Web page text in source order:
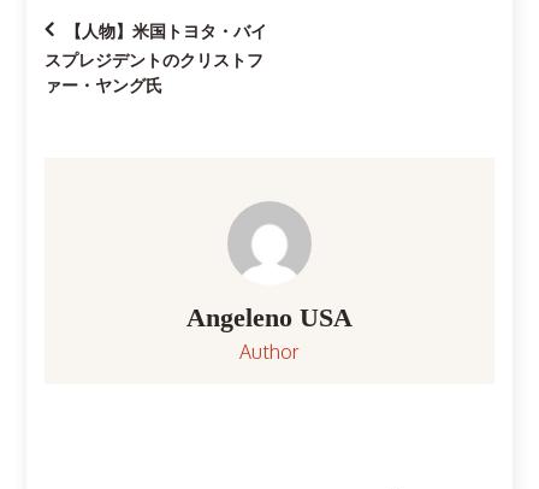
投
稿
【人物】米国トヨタ・バイ
スプレジデントのクリストフ
ァー・ヤング氏
Angeleno USA
Author